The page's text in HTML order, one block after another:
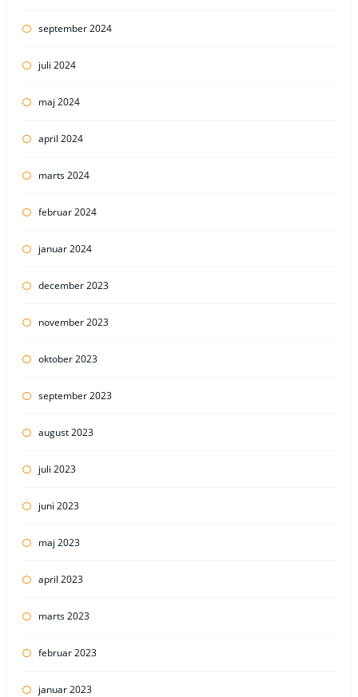
september 2024
juli 2024
maj 2024
april 2024
marts 2024
februar 2024
januar 2024
december 2023
november 2023
oktober 2023
september 2023
august 2023
juli 2023
juni 2023
maj 2023
april 2023
marts 2023
februar 2023
januar 2023